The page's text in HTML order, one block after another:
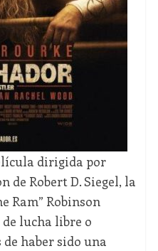
dirigida por
de Robert D. Siegel, la
Ram” Robinson
lucha libre o
de haber sido una